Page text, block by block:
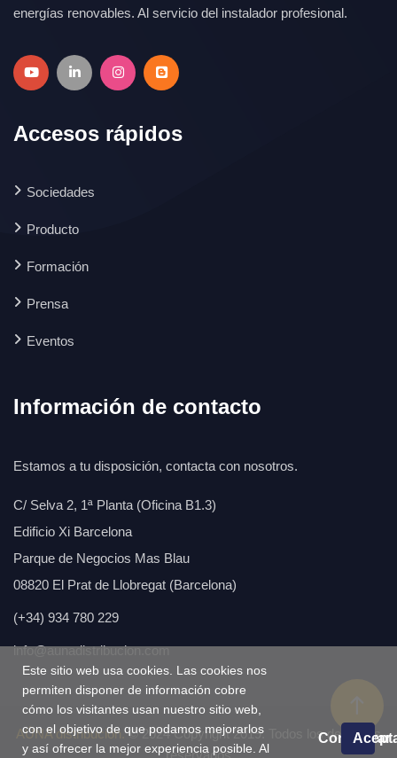
energías renovables. Al servicio del instalador profesional.
Accesos rápidos
Sociedades
Producto
Formación
Prensa
Eventos
Información de contacto
Estamos a tu disposición, contacta con nosotros.
C/ Selva 2, 1ª Planta (Oficina B1.3)
Edificio Xi Barcelona
Parque de Negocios Mas Blau
08820 El Prat de Llobregat (Barcelona)
(+34) 934 780 229
info@aunadistribucion.com
AÚNA distribución.© 2024 Copyright 2019. Todos los derechos
reservados
Este sitio web usa cookies. Las cookies nos
permiten disponer de información cobre
cómo los visitantes usan nuestro sitio web,
con el objetivo de que podamos mejorarlos
y así ofrecer la mejor experiencia posible. Al
Configurar